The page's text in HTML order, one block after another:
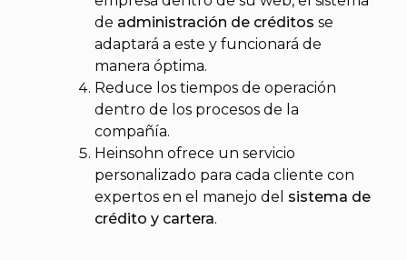
de administración de créditos se
adaptará a este y funcionará de
manera óptima.
Reduce los tiempos de operación
dentro de los procesos de la
compañía.
Heinsohn ofrece un servicio
personalizado para cada cliente con
expertos en el manejo del sistema de
crédito y cartera.